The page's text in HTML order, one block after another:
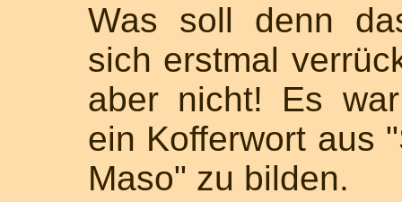
Was soll denn
sich erstmal
aber nicht! Es
ein Kofferwort aus
Maso" zu bilden.